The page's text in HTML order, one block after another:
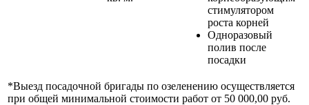
стимулятором
роста корней
Одноразовый
полив после
посадки
*Выезд посадочной бригады по озеленению осуществляется
при общей минимальной стоимости работ от 50 000,00 руб.